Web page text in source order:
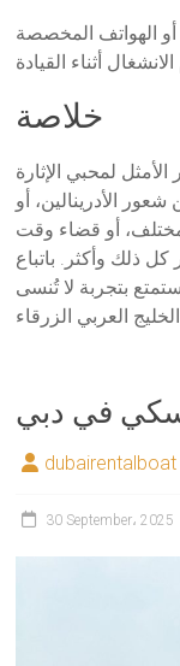
الهواتف المخصصة
خلاصة
الأمثل لمحبي الإثارة
الأدرينالين، أو
أو قضاء وقت
ذلك وأكثر. باتباع
بتجربة لا تُنسى
في دبي
dubairentalboat
30 September، 2025